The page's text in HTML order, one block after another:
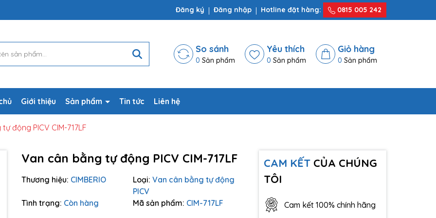
Đăng ký Đăng nhập Hotline đặt hàng: 0815 005 242
So sánh
0 Sản phẩm
Yêu thích
0 Sản phẩm
Giỏ hàng
0 Sản phẩm
Giới thiệu Sản phẩm Tin tức Liên hệ
động PICV CIM-717LF
Van cân bằng tự động PICV CIM-717LF
Thương hiệu: CIMBERIO Loại: Van cân bằng tự động
PICV
Tình trạng: Còn hàng Mã sản phẩm: CIM-717LF
CAM KẾTCỦA CHÚNG
TÔI
Cam kết 100% chính hãng
Mã giảm giá: